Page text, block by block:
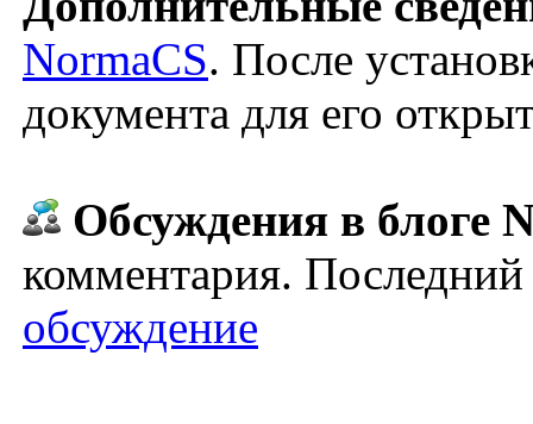
NormaCS. После
документа для его
Обсуждения в блоге
комментария.
обсуждение